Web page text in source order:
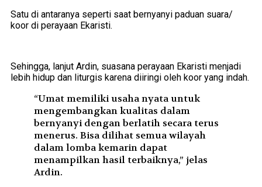
Satu di antaranya seperti saat bernyanyi paduan suara/
koor di perayaan Ekaristi.
Sehingga, lanjut Ardin, suasana perayaan Ekaristi menjadi
lebih hidup dan liturgis karena diiringi oleh koor yang indah.
“Umat memiliki usaha nyata untuk
mengembangkan kualitas dalam
bernyanyi dengan berlatih secara terus
menerus. Bisa dilihat semua wilayah
dalam lomba kemarin dapat
menampilkan hasil terbaiknya,” jelas
Ardin.